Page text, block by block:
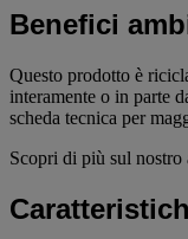
Benefici
Questo prodotto è
interamente o in parte
scheda tecnica per
Scopri di più sul nostro